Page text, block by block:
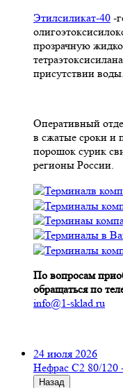
Этилсиликат-40 -
прозрачную
присутствии воды.
Оперативный
в сжатые сроки и
порошок сурик
регионы России.
По вопросам
обращаться по
info@1-sklad.ru
24 июля 2026
Нефрас С2 80/120
Назад